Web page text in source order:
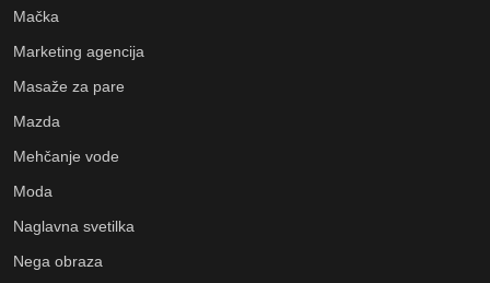
Mačka
Marketing agencija
Masaže za pare
Mazda
Mehčanje vode
Moda
Naglavna svetilka
Nega obraza